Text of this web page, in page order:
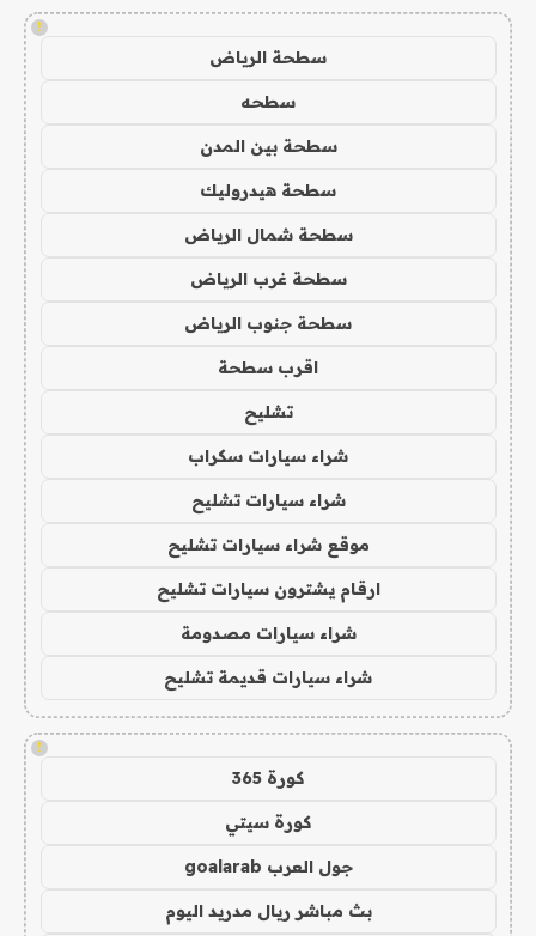
!
سطحة الرياض
سطحه
سطحة بين المدن
سطحة هيدروليك
سطحة شمال الرياض
سطحة غرب الرياض
سطحة جنوب الرياض
اقرب سطحة
تشليح
شراء سيارات سكراب
شراء سيارات تشليح
موقع شراء سيارات تشليح
ارقام يشترون سيارات تشليح
شراء سيارات مصدومة
شراء سيارات قديمة تشليح
!
كورة 365
كورة سيتي
جول العرب goalarab
بث مباشر ريال مدريد اليوم